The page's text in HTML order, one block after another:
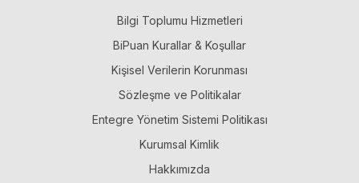
Bilgi Toplumu Hizmetleri
BiPuan Kurallar & Koşullar
Kişisel Verilerin Korunması
Sözleşme ve Politikalar
Entegre Yönetim Sistemi Politikası
Kurumsal Kimlik
Hakkımızda